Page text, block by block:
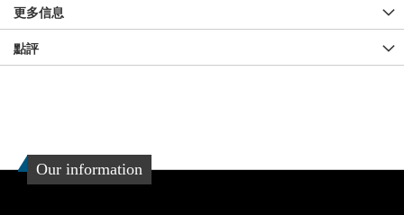
更多信息
點評
Our information